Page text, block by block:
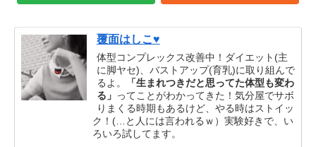
覆面はしこ♥
体型コンプレックス改善中！ダイエット(主
に脚ヤセ)、バストアップ(育乳)に取り組んで
るよ。
「生まれつきだと思ってた体型も変わ
る」 ってことがわかってきた！気分屋でサボ
りまくる時期もあるけど、やる時はストイッ
ク！(…と人には言われるｗ）実験好きで、い
ろいろ試してます。